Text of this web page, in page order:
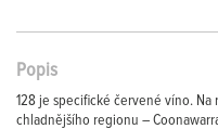
Popis
128 je specifické červené víno. Na
chladnějšího regionu –